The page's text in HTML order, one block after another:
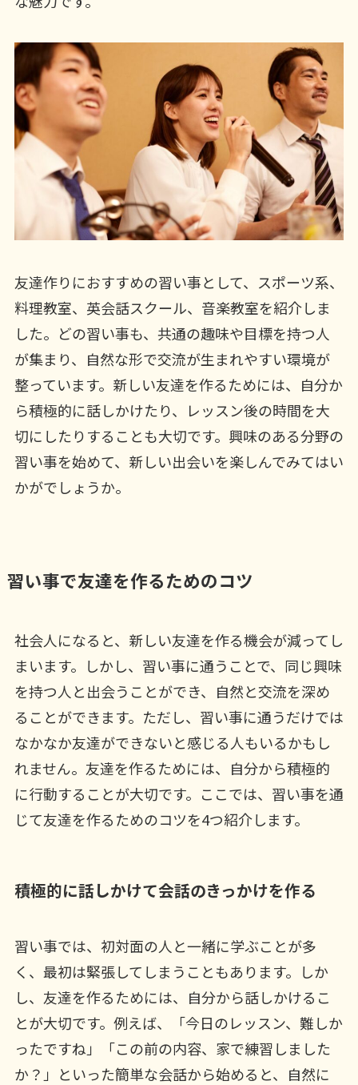
友達作りにおすすめの習い事として、スポーツ系、
料理教室、英会話スクール、音楽教室を紹介しま
した。どの習い事も、共通の趣味や目標を持つ人
が集まり、自然な形で交流が生まれやすい環境が
整っています。新しい友達を作るためには、自分か
ら積極的に話しかけたり、レッスン後の時間を大
切にしたりすることも大切です。興味のある分野の
習い事を始めて、新しい出会いを楽しんでみてはい
かがでしょうか。
習い事で友達を作るためのコツ
社会人になると、新しい友達を作る機会が減ってし
まいます。しかし、習い事に通うことで、同じ興味
を持つ人と出会うことができ、自然と交流を深め
ることができます。ただし、習い事に通うだけでは
なかなか友達ができないと感じる人もいるかもし
れません。友達を作るためには、自分から積極的
に行動することが大切です。ここでは、習い事を通
じて友達を作るためのコツを4つ紹介します。
積極的に話しかけて会話のきっかけを作る
習い事では、初対面の人と一緒に学ぶことが多
く、最初は緊張してしまうこともあります。しか
し、友達を作るためには、自分から話しかけるこ
とが大切です。例えば、「今日のレッスン、難しか
ったですね」「この前の内容、家で練習しました
か？」といった簡単な会話から始めると、自然に